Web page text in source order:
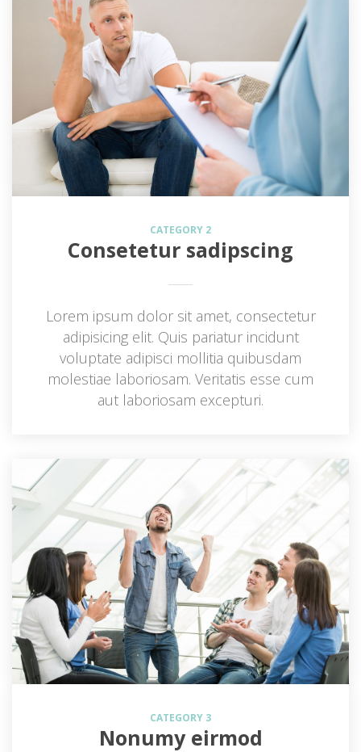
CATEGORY 2
Consetetur sadipscing
Lorem ipsum dolor sit amet, consectetur
adipisicing elit. Quis pariatur incidunt
voluptate adipisci mollitia quibusdam
molestiae laboriosam. Veritatis esse cum
aut laboriosam excepturi.
CATEGORY 3
Nonumy eirmod